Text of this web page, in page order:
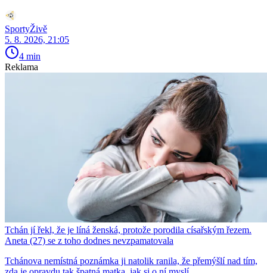
SportyŽivě
5. 8. 2026, 21:05
4 min
Reklama
Tchán jí řekl, že je líná ženská, protože porodila císařským řezem.
Aneta (27) se z toho dodnes nevzpamatovala
Tchánova nemístná poznámka ji natolik ranila, že přemýšlí nad tím,